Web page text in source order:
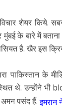
शेयर किये. सबसे
के बारे में
है. खैर इस
पाकिस्तान के
थे. उन्होंने भी
अमन पसंद हैं.इमरान